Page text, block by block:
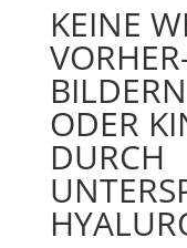
KEINE
ODER
DURCH